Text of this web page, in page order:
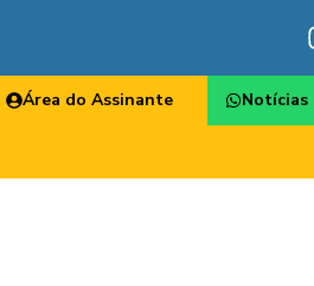
Área do Assinante